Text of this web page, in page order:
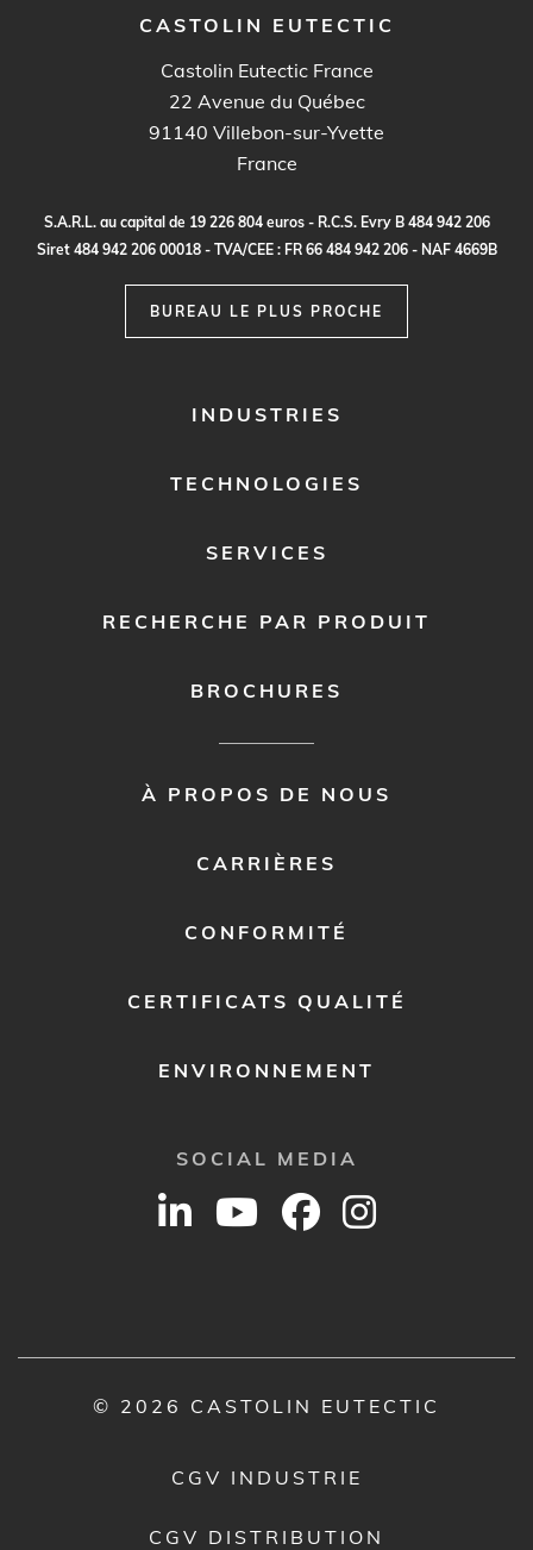
CASTOLIN EUTECTIC
Castolin Eutectic France
22 Avenue du Québec
91140 Villebon-sur-Yvette
France
S.A.R.L. au capital de 19 226804 euros - R.C.S. Evry B 484942206
Siret 484 942206 00018 - TVA/CEE : FR 66484 942206 - NAF 4669B
BUREAU LE PLUS PROCHE
INDUSTRIES
TECHNOLOGIES
SERVICES
RECHERCHE PAR PRODUIT
BROCHURES
À PROPOS DE NOUS
CARRIÈRES
CONFORMITÉ
CERTIFICATS QUALITÉ
ENVIRONNEMENT
SOCIAL MEDIA
© 2026 CASTOLIN EUTECTIC
CGV INDUSTRIE
CGV DISTRIBUTION